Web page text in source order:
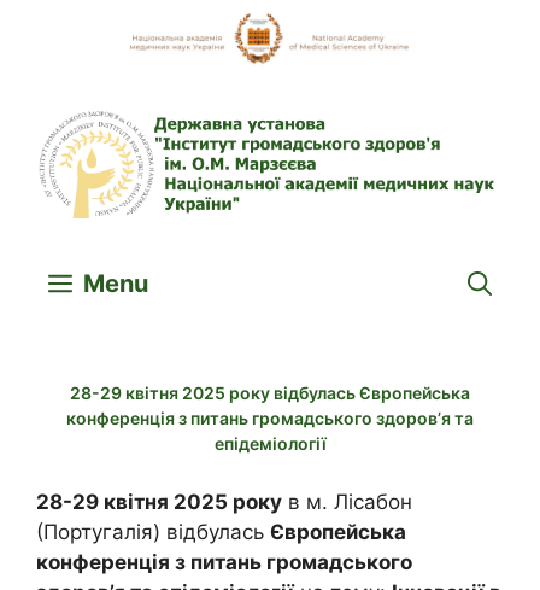
Menu
28-29 квітня 2025 року відбулась Європейська
конференція з питань громадського здоров’я та
епідеміології
28-29 квітня 2025 року в м. Лісабон
(Португалія) відбулась Європейська
конференція з питань громадського